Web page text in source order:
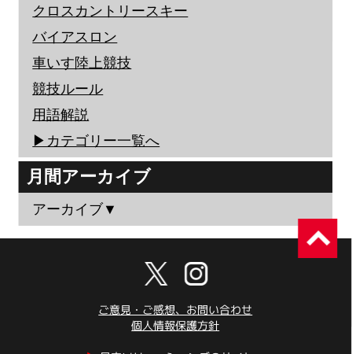
クロスカントリースキー
バイアスロン
車いす陸上競技
競技ルール
用語解説
▶︎カテゴリー一覧へ
月間アーカイブ
アーカイブ▼
ご意見・ご感想、お問い合わせ
個人情報保護方針